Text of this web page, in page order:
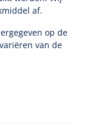
af.
op de
van de